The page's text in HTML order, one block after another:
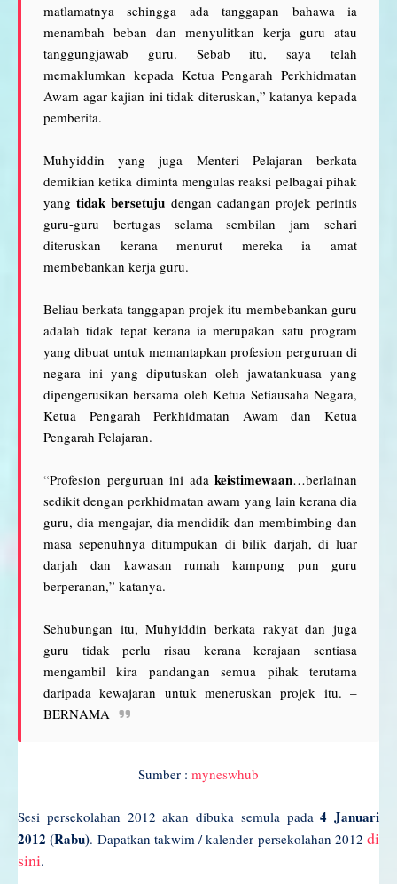
matlamatnya sehingga ada tanggapan bahawa ia
menambah beban dan menyulitkan kerja guru atau
tanggungjawab guru. Sebab itu, saya telah
memaklumkan kepada Ketua Pengarah Perkhidmatan
Awam agar kajian ini tidak diteruskan,” katanya kepada
pemberita.
Muhyiddin yang juga Menteri Pelajaran berkata
demikian ketika diminta mengulas reaksi pelbagai pihak
yangtidak bersetuju dengan cadangan projek perintis
guru-guru bertugas selama sembilan jam sehari
diteruskan kerana menurut mereka ia amat
membebankan kerja guru.
Beliau berkata tanggapan projek itu membebankan guru
adalah tidak tepat kerana ia merupakan satu program
yang dibuat untuk memantapkan profesion perguruan di
negara ini yang diputuskan oleh jawatankuasa yang
dipengerusikan bersama oleh Ketua Setiausaha Negara,
Ketua Pengarah Perkhidmatan Awam dan Ketua
Pengarah Pelajaran.
“Profesion perguruan ini ada keistimewaan…berlainan
sedikit dengan perkhidmatan awam yang lain kerana dia
guru, dia mengajar, dia mendidik dan membimbing dan
masa sepenuhnya ditumpukan di bilik darjah, di luar
darjah dan kawasan rumah kampung pun guru
berperanan,” katanya.
Sehubungan itu, Muhyiddin berkata rakyat dan juga
guru tidak perlu risau kerana kerajaan sentiasa
mengambil kira pandangan semua pihak terutama
daripada kewajaran untuk meneruskan projek itu. –
BERNAMA
Sumber : myneswhub
Sesi persekolahan 2012 akan dibuka semula pada4 Januari
2012 (Rabu). Dapatkan takwim / kalender persekolahan 2012 di
sini.